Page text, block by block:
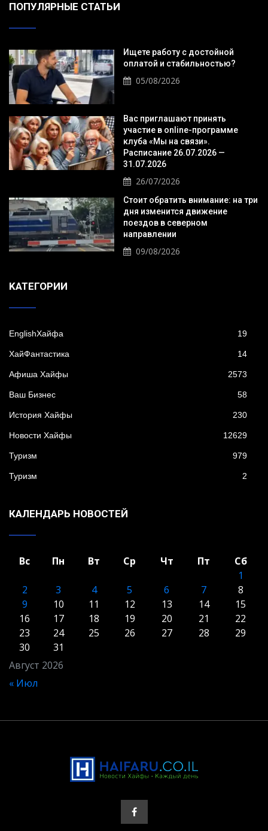
ПОПУЛЯРНЫЕ СТАТЬИ
Ищете работу с достойной
оплатой и стабильностью?
05/08/2026
Вас приглашают принять
участие в online-программе
клуба «Мы на связи».
Расписание 26.07.2026 —
31.07.2026
26/07/2026
Стоит обратить внимание: на три
дня изменится движение
поездов в северном
направлении
09/08/2026
KАТЕГОРИИ
EnglishХайфа 19
XайФантастика 14
Афиша Хайфы 2573
Ваш Бизнес 58
История Хайфы 230
Новости Хайфы 12629
Туризм 979
Туризм 2
КАЛЕНДАРЬ НОВОСТЕЙ
Август 2026
Вс Пн Вт Ср Чт Пт
Сб
1
2
3 4 5 6 7
8
9
10 11 12 13 14
15
16
17 18 19 20 21
22
23
24 25 26 27 28
29
30
31
« Июл